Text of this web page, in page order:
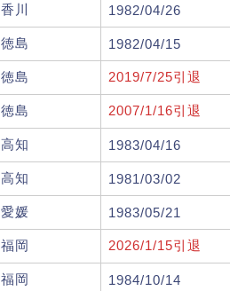
香川 1982/04/26
徳島 1982/04/15
徳島 2019/7/25引退
徳島 2007/1/16引退
高知 1983/04/16
高知 1981/03/02
愛媛 1983/05/21
福岡 2026/1/15引退
福岡 1984/10/14